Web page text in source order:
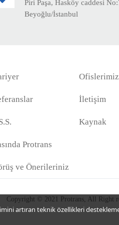
Piri Paşa, Hasköy caddesi
Beyoğlu/İstanbul
Protrans
ve Önerileriniz
Ofislerimiz
İletişim
Kaynak
Copyright © 2021 Protrans, All Right
artıran teknik özellikleri